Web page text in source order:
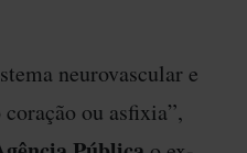
neurovascular e
ou asfixia”,